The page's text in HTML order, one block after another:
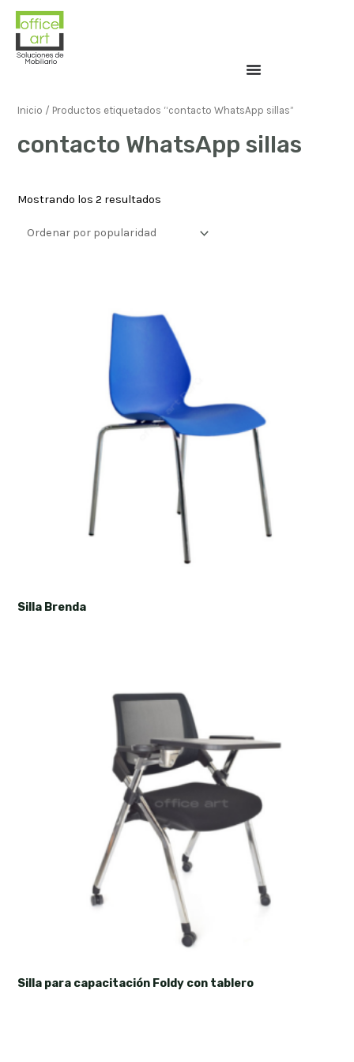
Inicio / Productos etiquetados “contacto WhatsApp sillas”
contacto WhatsApp sillas
Mostrando los 2 resultados
Silla Brenda
Silla para capacitación Foldy con tablero